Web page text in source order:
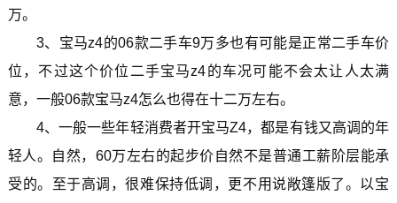
万。
3、宝马z4的06款二手车9万多也有可能是正常二手车价
位，不过这个价位二手宝马z4的车况可能不会太让人太满
意，一般06款宝马z4怎么也得在十二万左右。
4、一般一些年轻消费者开宝马Z4，都是有钱又高调的年
轻人。自然，60万左右的起步价自然不是普通工薪阶层能承
受的。至于高调，很难保持低调，更不用说敞篷版了。以宝